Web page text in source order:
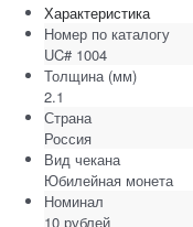
Характеристика
Номер по каталогу
UC# 1004
Толщина (мм)
2.1
Страна
Россия
Вид чекана
Юбилейная монета
Номинал
10 рублей